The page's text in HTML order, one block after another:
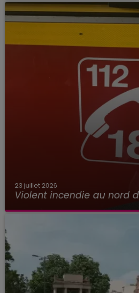
23 juillet 2026
Violent incendie au nord